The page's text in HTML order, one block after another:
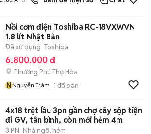
Nồi cơm điện Toshiba RC-18VXWVN
1.8 lít Nhật Bản
Đã sử dụng Toshiba
6.800.000 đ
Phường Phú Thọ Hòa
NNguyễn Trâm 1 đã bán
4x18 trệt lầu 3pn gần chợ cây sộp tiện
đi GV, tân bình, còn mới hẻm 4m
3 PN Nhà ngõ, hẻm